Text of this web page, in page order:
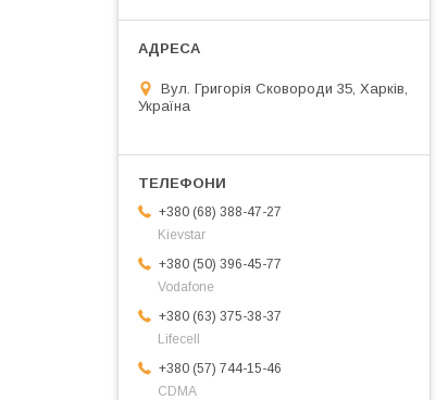
Вул. Григорія Сковороди 35, Харків,
Україна
+380 (68) 388-47-27
Kievstar
+380 (50) 396-45-77
Vodafone
+380 (63) 375-38-37
Lifecell
+380 (57) 744-15-46
CDMA